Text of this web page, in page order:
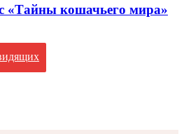
«Тайны кошачьего мира»